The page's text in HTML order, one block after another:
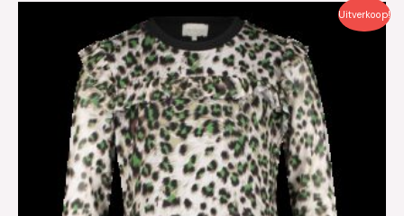
Uitverkoop!
€69.95.
is:
€35.00.